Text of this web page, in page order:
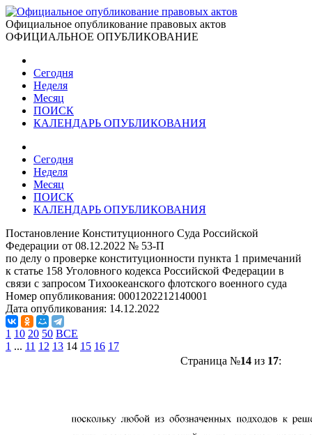
Официальное опубликование правовых актов
ОФИЦИАЛЬНОЕ ОПУБЛИКОВАНИЕ
Сегодня
Неделя
Месяц
ПОИСК
КАЛЕНДАРЬ ОПУБЛИКОВАНИЯ
Сегодня
Неделя
Месяц
ПОИСК
КАЛЕНДАРЬ ОПУБЛИКОВАНИЯ
Постановление Конституционного Суда Российской
Федерации от 08.12.2022 № 53-П
по делу о проверке конституционности пункта 1 примечаний
к статье 158 Уголовного кодекса Российской Федерации в
связи с запросом Тихоокеанского флотского военного суда
Номер опубликования: 0001202212140001
Дата опубликования: 14.12.2022
1 10 20 50 ВСЕ
1 ... 11 12 13 14 15 16 17
Страница №14из 17: